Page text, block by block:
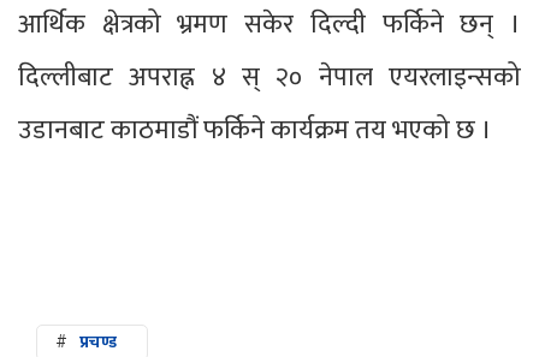
आर्थिक क्षेत्रको भ्रमण सकेर दिल्दी फर्किने छन् ।
दिल्लीबाट अपराह्न ४ स् २० नेपाल एयरलाइन्सको
उडानबाट काठमाडौं फर्किने कार्यक्रम तय भएको छ ।
# प्रचण्ड